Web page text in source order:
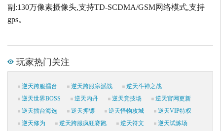
副:130万像素摄像头,支持TD-SCDMA/GSM网络模式,支持
gps。
玩家热门关注
逆天跨服擂台 逆天跨服宗派战
逆天斗神之战
逆天世界BOSS
逆天内丹 逆天竞技场
逆天官网更新
逆天擂台海选
逆天押镖 逆天怪物攻城
逆天VIP特权
逆天修为
逆天跨服疯狂赛跑 逆天符文 逆天试炼场